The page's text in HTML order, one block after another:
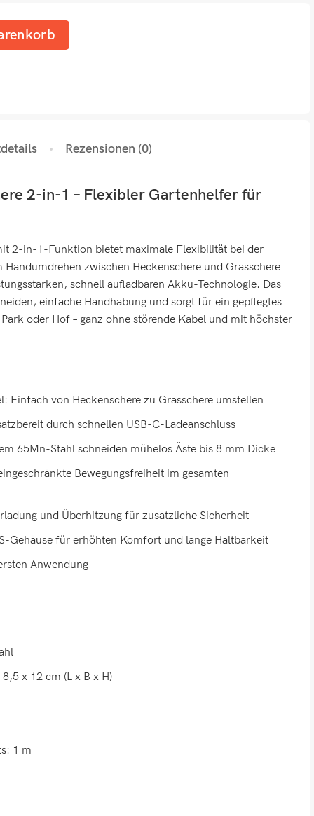
Rezensionen (0)
2-in-1 – Flexibler Gartenhelfer für
2-in-1-Funktion bietet maximale Flexibilität bei der
Handumdrehen zwischen Heckenschere und Grasschere
schnell aufladbaren Akku-Technologie. Das
einfache Handhabung und sorgt für ein gepflegtes
oder Hof – ganz ohne störende Kabel und mit höchster
Einfach von Heckenschere zu Grasschere umstellen
durch schnellen USB-C-Ladeanschluss
65Mn-Stahl schneiden mühelos Äste bis 8 mm Dicke
Bewegungsfreiheit im gesamten
und Überhitzung für zusätzliche Sicherheit
Gehäuse für erhöhten Komfort und lange Haltbarkeit
Anwendung
x 12 cm (L x B x H)
1 m